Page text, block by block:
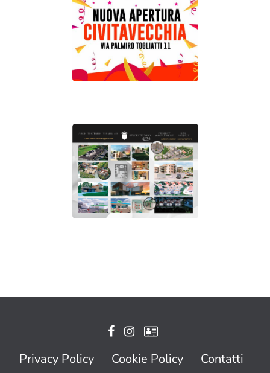
Privacy Policy Cookie Policy
Contatti